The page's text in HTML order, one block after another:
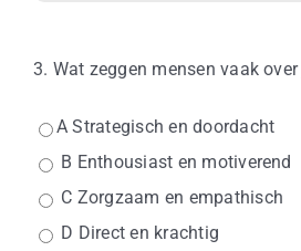
3. Wat zeggen mensen vaak
A Strategisch en doordacht
B Enthousiast en motiverend
C Zorgzaam en empathisch
D Direct en krachtig